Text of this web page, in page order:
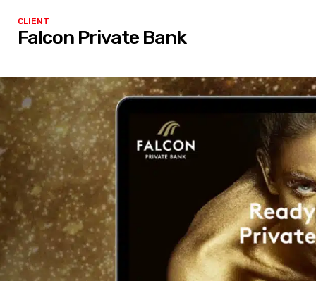
CLIENT
Falcon Private Bank